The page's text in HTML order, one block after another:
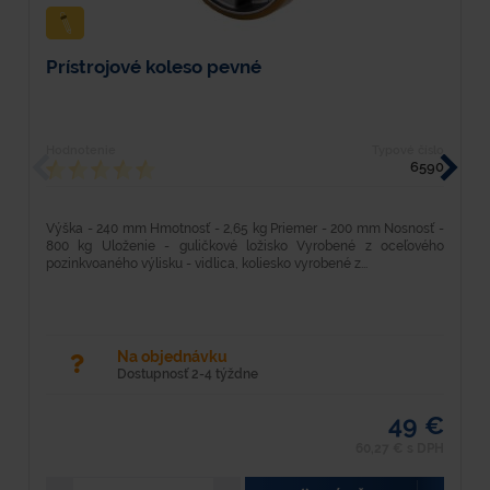
Prístrojové koleso pevné
6590
Výška - 240 mm Hmotnosť - 2,65 kg Priemer - 200 mm Nosnosť -
800 kg Uloženie - guličkové ložisko Vyrobené z oceľového
pozinkvoaného výlisku - vidlica, koliesko vyrobené z...
Na objednávku
Dostupnosť 2-4 týždne
49 €